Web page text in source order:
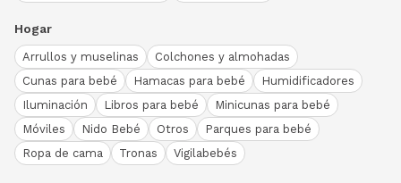
Hogar
Arrullos y muselinas
Colchones y almohadas
Cunas para bebé
Hamacas para bebé
Humidificadores
Iluminación
Libros para bebé
Minicunas para bebé
Móviles
Nido Bebé Otros
Parques para bebé
Ropa de cama
Tronas Vigilabebés